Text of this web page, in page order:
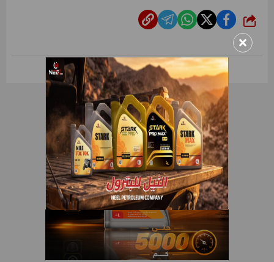
شارك
×